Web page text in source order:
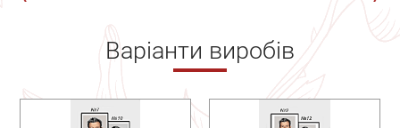
Варіанти виробів